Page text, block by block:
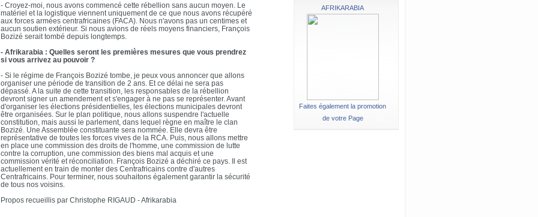
AFRIKARABIA
Faites également la promotion
de votre Page
- Croyez-moi, nous avons commencé cette rébellion sans aucun moyen. Le
matériel et la logistique viennent uniquement de ce que nous avons récupéré
aux forces armées centrafricaines (FACA). Nous n'avons pas un centimes et
aucun soutien extérieur. Si nous avions de réels moyens financiers, François
Bozizé serait tombé depuis longtemps.
- Afrikarabia : Quelles seront les premières mesures que vous prendrez
si vous arrivez au pouvoir ?
- Si le régime de François Bozizé tombe, je peux vous annoncer que allons
organiser une période de transition de 2 ans. Et ce délai ne sera pas
dépassé. A la suite de cette transition, les responsables de la rébellion
devront signer un amendement et s'engager à ne pas se représenter. Avant
d'organiser les élections présidentielles, les élections municipales devront
être organisées. Sur le plan politique, nous allons suspendre l'actuelle
constitution, mais aussi le parlement, dans lequel règne en maître le clan
Bozizé. Une Assemblée constituante sera nommée. Elle devra être
représentative de toutes les forces vives de la RCA. Puis, nous allons mettre
en place une commission des droits de l'homme, une commission de lutte
contre la corruption, une commission des biens mal acquis et une
commission vérité et réconciliation. François Bozizé a déchiré ce pays. Il est
actuellement en train de monter des Centrafricains contre d'autres
Centrafricains. Pour terminer, nous souhaitons également garantir la sécurité
de tous nos voisins.
Propos recueillis par Christophe RIGAUD - Afrikarabia